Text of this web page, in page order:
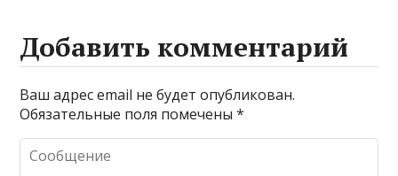
Добавить комментарий
Ваш адрес email не будет опубликован.
Обязательные поля помечены*